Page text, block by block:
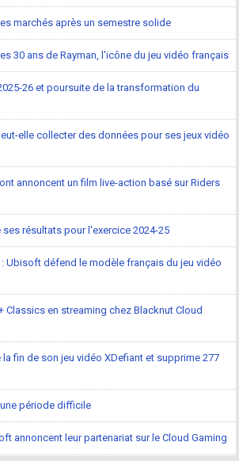
marchés après un semestre solide
30 ans de Rayman, l'icône du jeu vidéo français
26 et poursuite de la transformation du
elle collecter des données pour ses jeux vidéo
annoncent un film live-action basé sur Riders
résultats pour l'exercice 2024-25
Ubisoft défend le modèle français du jeu vidéo
Classics en streaming chez Blacknut Cloud
fin de son jeu vidéo XDefiant et supprime 277
période difficile
annoncent leur partenariat sur le Cloud Gaming